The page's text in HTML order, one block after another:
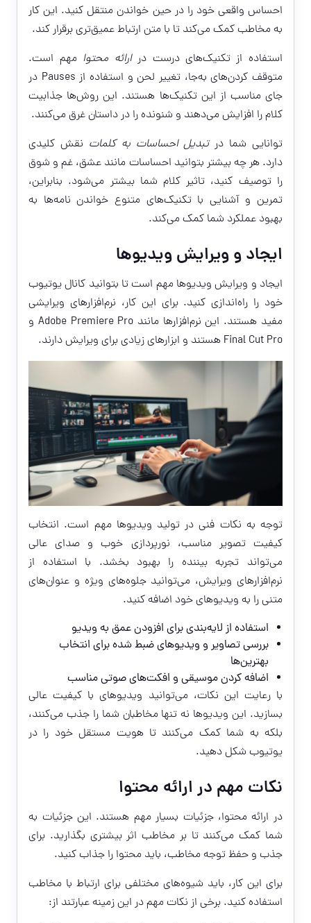
احساس واقعی خود را در حین خواندن منتقل کنید. این کار
به مخاطب کمک می‌کند تا با متن ارتباط عمیق‌تری برقرار کند.
استفاده از تکنیک‌های درست درارائه محتوا مهم است.
متوقف کردن‌های به‌جا، تغییر لحن و استفاده از Pauses در
جای مناسب از این تکنیک‌ها هستند. این روش‌ها جذابیت
کلام را افزایش می‌دهند و شنونده را در داستان غرق می‌کنند.
توانایی شما درتبدیل احساسات به کلمات نقش کلیدی
دارد. هر چه بیشتر بتوانید احساسات مانند عشق، غم و شوق
را توصیف کنید، تاثیر کلام شما بیشتر می‌شود. بنابراین،
تمرین و آشنایی با تکنیک‌های متنوع خواندن نامه‌ها به
بهبود عملکرد شما کمک می‌کند.
ایجاد و ویرایش ویدیوها
ایجاد و ویرایش ویدیوها مهم است تا بتوانید کانال یوتیوب
خود را راه‌اندازی کنید. برای این کار، نرم‌افزارهای ویرایشی
مفید هستند. این نرم‌افزارها مانند Adobe Premiere Pro و
Final Cut Pro هستند و ابزارهای زیادی برای ویرایش دارند.
توجه به نکات فنی در تولید ویدیوها مهم است. انتخاب
کیفیت تصویر مناسب، نورپردازی خوب و صدای عالی
می‌تواند تجربه بیننده را بهبود بخشد. با استفاده از
نرم‌افزارهای ویرایش، می‌توانید جلوه‌های ویژه و عنوان‌های
متنی را به ویدیوهای خود اضافه کنید.
استفاده از لایه‌بندی برای افزودن عمق به ویدیو
بررسی تصاویر و ویدیوهای ضبط شده برای انتخاب
بهترین‌ها
اضافه کردن موسیقی و افکت‌های صوتی مناسب
با رعایت این نکات، می‌توانید ویدیوهای با کیفیت عالی
بسازید. این ویدیوها نه تنها مخاطبان شما را جذب می‌کنند،
بلکه به شما کمک می‌کنند تا هویت مستقل خود را در
یوتیوب شکل دهید.
نکات مهم در ارائه محتوا
در ارائه محتوا، جزئیات بسیار مهم هستند. این جزئیات به
شما کمک می‌کنند تا بر مخاطب اثر بیشتری بگذارید. برای
جذب و حفظ توجه مخاطب، باید محتوا را جذاب کنید.
برای این کار، باید شیوه‌های مختلفی برای ارتباط با مخاطب
استفاده کنید. برخی از نکات مهم در این زمینه عبارتند از: